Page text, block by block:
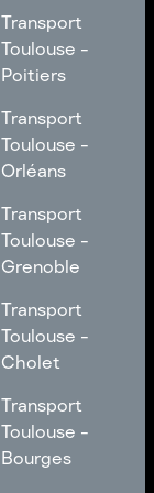
Transport
Toulouse -
Roubaix
Transport
Toulouse -
Poitiers
Transport
Toulouse -
Poitiers
Transport
Toulouse -
Orléans
Transport
Toulouse -
Orléans
Transport
Toulouse -
Grenoble
Transport
Toulouse -
Grenoble
Transport
Toulouse -
Cholet
Transport
Toulouse -
Cholet
Transport
Toulouse -
Bourges